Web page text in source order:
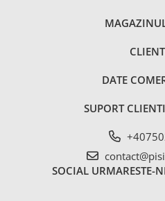
DATE
SUPORT CLIENTI
SOCIAL URMARESTE-